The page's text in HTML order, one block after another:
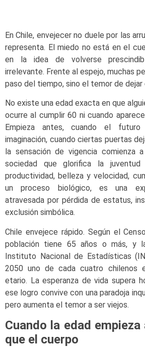
En Chile, envejecer no duele por las
representa. El miedo no está en el
en la idea de volverse
irrelevante. Frente al espejo, muchas
paso del tiempo, sino el temor de dejar
No existe una edad exacta en que
ocurre al cumplir 60 ni cuando
Empieza antes, cuando el
imaginación, cuando ciertas puertas
la sensación de vigencia comienza
sociedad que glorifica la juventud
productividad, belleza y velocidad,
un proceso biológico, es una
atravesada por pérdida de estatus,
exclusión simbólica.
Chile envejece rápido. Según el
población tiene 65 años o más, y
Instituto Nacional de Estadísticas
2050 uno de cada cuatro chilenos
etario. La esperanza de vida supera
ese logro convive con una paradoja
pero aumenta el temor a ser viejos.
Cuando la edad
que el cuerpo